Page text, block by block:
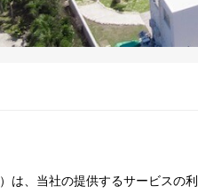
は、当社の提供するサービスの